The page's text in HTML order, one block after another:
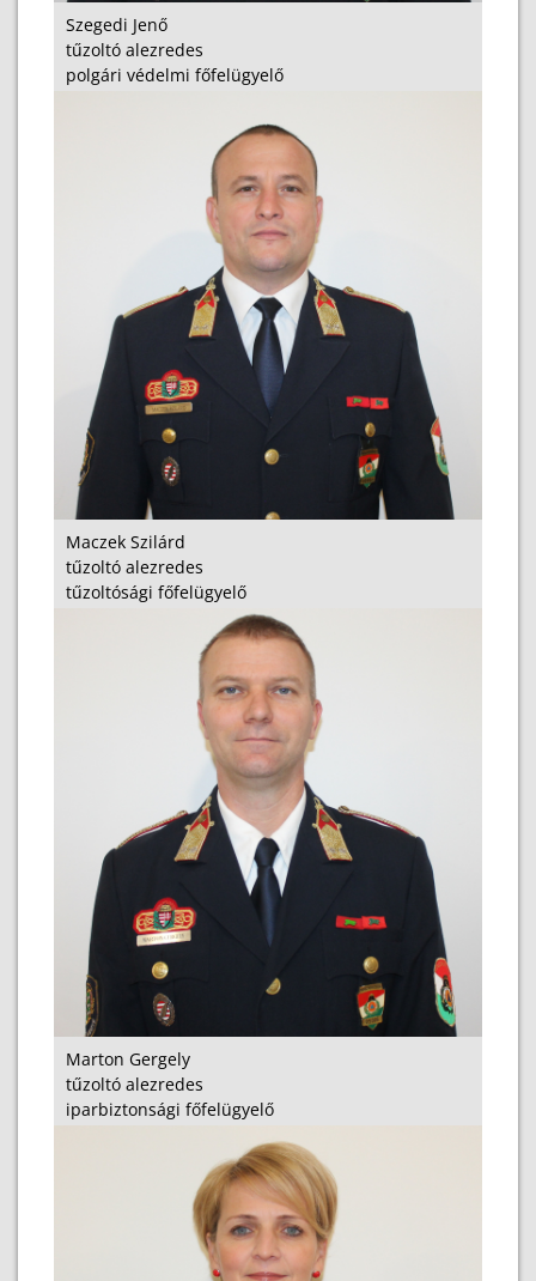
Szegedi Jenő
tűzoltó alezredes
polgári védelmi főfelügyelő
Maczek Szilárd
tűzoltó alezredes
tűzoltósági főfelügyelő
Marton Gergely
tűzoltó alezredes
iparbiztonsági főfelügyelő